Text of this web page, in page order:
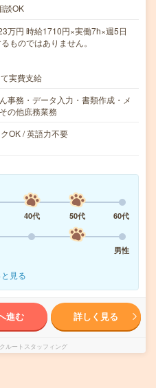
談OK
円 時給1710円×実働7h×週5日
ものではありません。
実費支給
事務・データ入力・書類作成・メ
の他庶務業務
OK / 英語力不要
40代 50代
60代
男性
見る
進む 詳しく見る
ルートスタッフィング